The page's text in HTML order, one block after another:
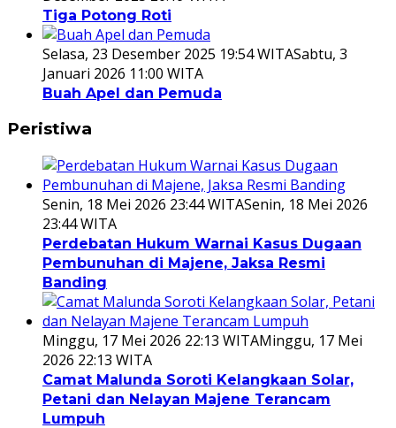
Tiga Potong Roti
Selasa, 23 Desember 2025 19:54 WITASabtu, 3
Januari 2026 11:00 WITA
Buah Apel dan Pemuda
Peristiwa
Senin, 18 Mei 2026 23:44 WITASenin, 18 Mei 2026
23:44 WITA
Perdebatan Hukum Warnai Kasus Dugaan
Pembunuhan di Majene, Jaksa Resmi
Banding
Minggu, 17 Mei 2026 22:13 WITAMinggu, 17 Mei
2026 22:13 WITA
Camat Malunda Soroti Kelangkaan Solar,
Petani dan Nelayan Majene Terancam
Lumpuh